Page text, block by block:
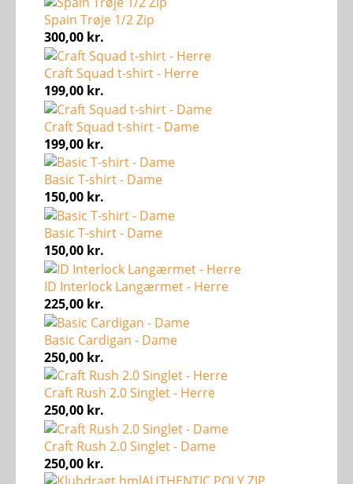
Spain Trøje 1/2 Zip
300,00 kr.
Craft Squad t-shirt - Herre
199,00 kr.
Craft Squad t-shirt - Dame
199,00 kr.
Basic T-shirt - Dame
150,00 kr.
Basic T-shirt - Dame
150,00 kr.
ID Interlock Langærmet - Herre
225,00 kr.
Basic Cardigan - Dame
250,00 kr.
Craft Rush 2.0 Singlet - Herre
250,00 kr.
Craft Rush 2.0 Singlet - Dame
250,00 kr.